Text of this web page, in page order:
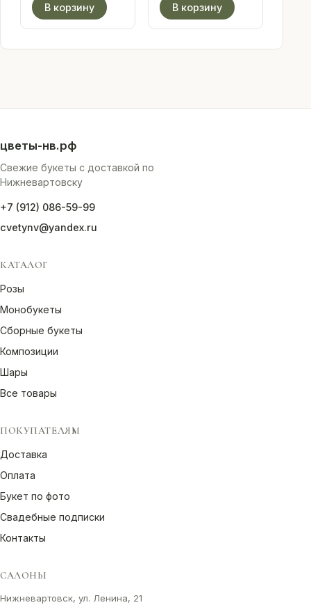
В корзину В корзину
цветы-нв.рф
Свежие букеты с доставкой по
Нижневартовску
+7 (912) 086-59-99
cvetynv@yandex.ru
КАТАЛОГ
Розы
Монобукеты
Сборные букеты
Композиции
Шары
Все товары
ПОКУПАТЕЛЯМ
Доставка
Оплата
Букет по фото
Свадебные подписки
Контакты
САЛОНЫ
Нижневартовск, ул. Ленина, 21